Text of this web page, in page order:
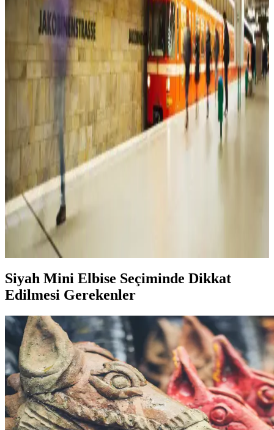
Kadın Spor Ayakkabıları Karşılaştırması: Puma
Skyrocket Lite ve Skechers Summits Özellikleri
Puma Skyrocket Lite ve Skechers Summits kadın spor ayakkabıları,
konfor, tasarım ve kullanım alanları açısından detaylı karşılaştırma
ile sizin için analiz edildi.
Beyaz Elbise Modelleri: Çeşitleri ve Kombin
Önerileriyle Zamansız Şıklık
Beyaz elbise modelleri, farklı tarzlara ve ihtiyaçlara uygun çeşitli
seçenekler sunar. Günlük, resmi veya modern tasarımlarla şıklığınızı
tamamlayın, trendleri yakalayın.
Kadın Kot Modelleri ve Kombinasyon İpuçlarıyla
Şıklık ve Rahatlık Yakalayın
Kadın kot, farklı modelleri ve kombinasyon seçenekleriyle her tarz
ve ihtiyaca uygun, şıklık ve rahatlığı bir arada sunan vazgeçilmez bir
giyim parçasıdır.
Siyah Mini Elbise Seçiminde Dikkat
Edilmesi Gerekenler